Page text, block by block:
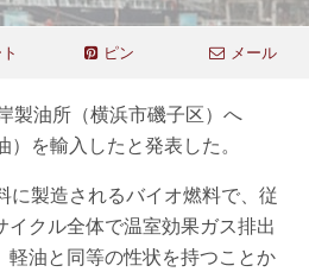
ピン メール
製油所（横浜市磯子区）へ
を輸入したと発表した。
に製造されるバイオ燃料で、従
クル全体で温室効果ガス排出
軽油と同等の性状を持つことか